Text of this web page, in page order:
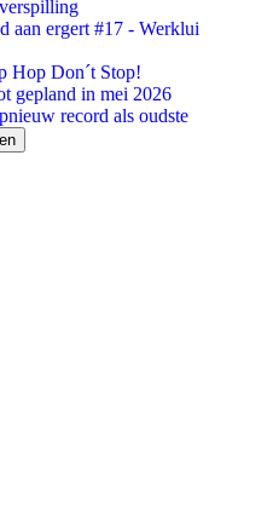
aan ergert #17 - Werklui
Hop Don´t Stop!
gepland in mei 2026
record als oudste